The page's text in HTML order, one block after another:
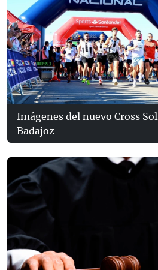
Imágenes del nuevo Cross
Badajoz